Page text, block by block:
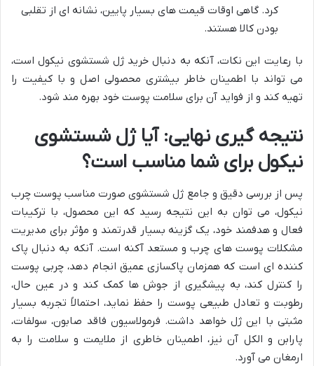
کرد. گاهی اوقات قیمت های بسیار پایین، نشانه ای از تقلبی
بودن کالا هستند.
با رعایت این نکات، آنکه به دنبال خرید ژل شستشوی نیکول است،
می تواند با اطمینان خاطر بیشتری محصولی اصل و با کیفیت را
تهیه کند و از فواید آن برای سلامت پوست خود بهره مند شود.
نتیجه گیری نهایی: آیا ژل شستشوی
نیکول برای شما مناسب است؟
پس از بررسی دقیق و جامع ژل شستشوی صورت مناسب پوست چرب
نیکول، می توان به این نتیجه رسید که این محصول، با ترکیبات
فعال و هدفمند خود، یک گزینه بسیار قدرتمند و مؤثر برای مدیریت
مشکلات پوست های چرب و مستعد آکنه است. آنکه به دنبال پاک
کننده ای است که همزمان پاکسازی عمیق انجام دهد، چربی پوست
را کنترل کند، به پیشگیری از جوش ها کمک کند و در عین حال،
رطوبت و تعادل طبیعی پوست را حفظ نماید، احتمالاً تجربه بسیار
مثبتی با این ژل خواهد داشت. فرمولاسیون فاقد صابون، سولفات،
پارابن و الکل آن نیز، اطمینان خاطری از ملایمت و سلامت را به
ارمغان می آورد.